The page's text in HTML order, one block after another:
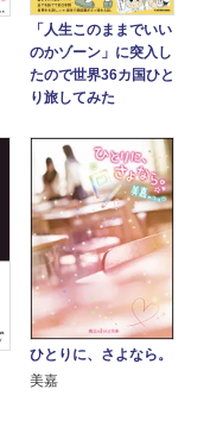
「人生このままでいい
のかゾーン」に突入し
たので世界36カ国ひと
り旅してみた
ひとりに、さよなら。
美嘉